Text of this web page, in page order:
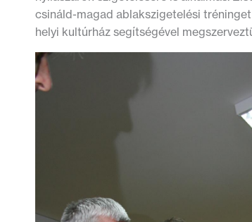
csináld-magad ablakszigetelési
helyi kultúrház segítségével